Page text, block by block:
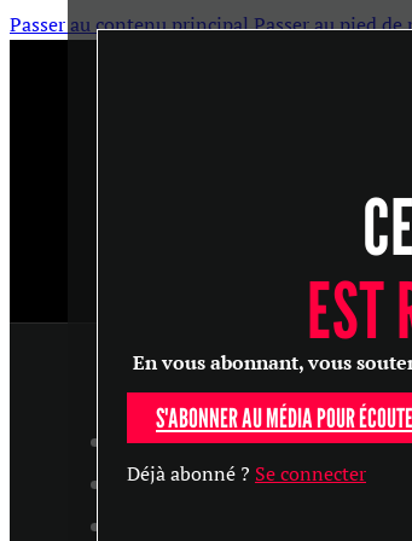
Passer au contenu principalPasser au pied de
ARTICLES
MASTERCLASS
EST
En vous abonnant, vous
S'ABONNER AU MÉDIA POUR
Déjà abonné ? Se connecter